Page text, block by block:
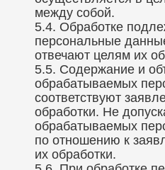
между собой.
5.4. Обработке
персональные
отвечают целям их
5.5. Содержание и
обрабатываемых
соответствуют
обработки. Не
обрабатываемых
по отношению к
их обработки.